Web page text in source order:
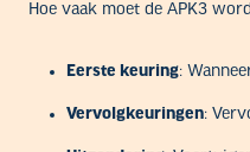
Hoe vaak moet de APK3
Eerste keuring:
Vervolgkeuringen: